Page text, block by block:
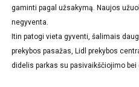
gaminti pagal užsakymą. Naujos
negyventa.
Itin patogi vieta gyventi, šalimais
prekybos pasažas, Lidl prekybos
didelis parkas su pasivaikščiojimo